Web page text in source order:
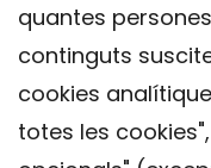
quantes
continguts
cookies
totes les